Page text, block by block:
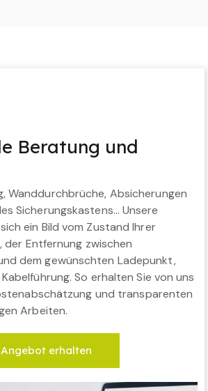
Beratung und
Wanddurchbrüche, Absicherungen
Sicherungskastens… Unsere
ein Bild vom Zustand Ihrer
Entfernung zwischen
dem gewünschten Ladepunkt,
So erhalten Sie von uns
und transparenten
Arbeiten.
erhalten